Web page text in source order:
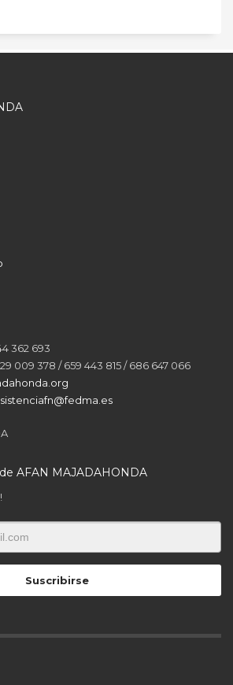
362 693
009 378 / 659 443 815 / 686 647 066
AFAN MAJADAHONDA